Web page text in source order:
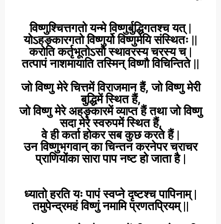
विष्णुश्चित्तगतो यन्मे विष्णुर्बुद्धिगतश्च यत् |
योऽहङ्कारगतो विष्णुर्यो विष्णुर्मयि संस्थितः ||
करोति कर्तृभूतोऽसौ स्थावरस्य चरस्य च |
तत्पापं नाशमायाति तस्मिन् विष्णौ विचिन्तिते ||
जो विष्णु मेरे चित्तमें विराजमान हैं, जो विष्णु मेरी
बुद्धिमें स्थित हैं,
जो विष्णु मेरे अहङ्कारमें व्याप्त हैं तथा जो विष्णु
सदा मेरे स्वरुपमें स्थित हैं,
वे ही कर्ता होकर सब कुछ करते हैं |
उन विष्णुभगवान् का चिन्तन करनेपर चराचर
प्राणियोंका सारा पाप नष्ट हो जाता है |
ध्यातो हरति यः पापं स्वप्ने दृष्टश्च पापिनाम् |
तमुपेन्द्रमहं विष्णुं नमामि प्रणतप्रियम् ||